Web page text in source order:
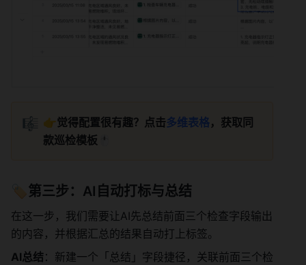
🎼 👉觉得配置很有趣？点击多维表格，获取同
款巡检模板
🏷️第三步：AI自动打标与总结
在这一步，我们需要让AI先总结前面三个检查字段输出
的内容，并根据汇总的结果自动打上标签。
AI总结：新建一个「总结」字段捷径，关联前面三个检